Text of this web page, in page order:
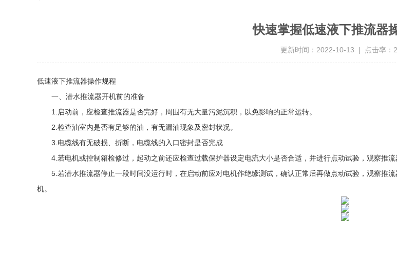
快速掌握低速液下推流器
更新时间：2022-10-13 | 点击率：
低速液下推流器操作规程
一、潜水推流器开机前的准备
1.启动前，应检查推流器是否完好，周围有无大量污泥沉积，以免影响的正常运转。
2.检查油室内是否有足够的油，有无漏油现象及密封状况。
3.电缆线有无破损、折断，电缆线的入口密封是否完成
4.若电机或控制箱检修过，起动之前还应检查过载保护器设定电流大小是否合适，并进行点动试验，观察推流
5.若潜水推流器停止一段时间没运行时，在启动前应对电机作绝缘测试，确认正常后再做点动试验，观察推
机。